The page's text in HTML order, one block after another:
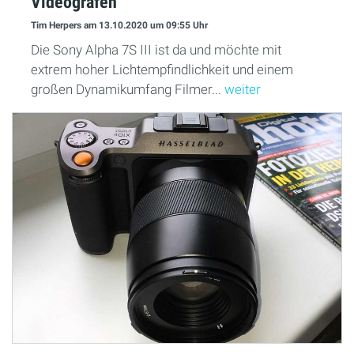
Tim Herpers am 13.10.2020 um 09:55 Uhr
Die Sony Alpha 7S III ist da und möchte mit
extrem hoher Lichtempfindlichkeit und einem
großen Dynamikumfang Filmer... weiter